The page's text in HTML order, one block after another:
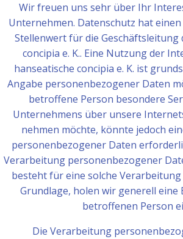
Wir freuen uns sehr über Ihr
Unternehmen. Datenschutz hat
Stellenwert für die Geschäftsleitung
concipia e. K.. Eine Nutzung der
hanseatische concipia e. K. ist
Angabe personenbezogener Daten
betroffene Person besondere
Unternehmens über unsere
nehmen möchte, könnte jedoch
personenbezogener Daten
Verarbeitung personenbezogener
besteht für eine solche
Grundlage, holen wir generell eine
betroffenen Person
Die Verarbeitung